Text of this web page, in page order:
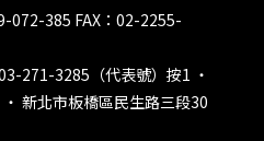
072-385 FAX：02-2255-
271-3285（代表號）按1 ‧
新北市板橋區民生路三段30